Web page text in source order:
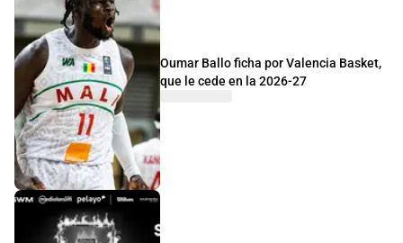
Oumar Ballo ficha por Valencia Basket,
que le cede en la 2026-27